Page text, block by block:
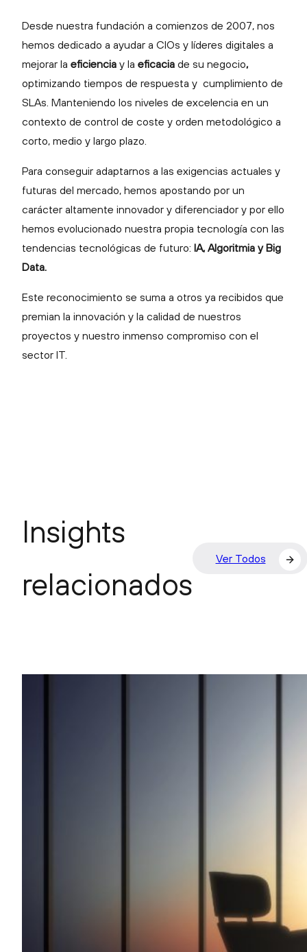
Desde nuestra fundación a comienzos de 2007, nos
hemos dedicado a ayudar a CIOs y líderes digitales a
mejorar la eficiencia y la eficacia de su negocio,
optimizando tiempos de respuesta y cumplimiento de
SLAs. Manteniendo los niveles de excelencia en un
contexto de control de coste y orden metodológico a
corto, medio y largo plazo.
Para conseguir adaptarnos a las exigencias actuales y
futuras del mercado, hemos apostando por un
carácter altamente innovador y diferenciador y por ello
hemos evolucionado nuestra propia tecnología con las
tendencias tecnológicas de futuro: IA, Algoritmia y Big
Data.
Este reconocimiento se suma a otros ya recibidos que
premian la innovación y la calidad de nuestros
proyectos y nuestro inmenso compromiso con el
sector IT.
Insights
relacionados
Ver Todos
Encontrar y resolver de forma